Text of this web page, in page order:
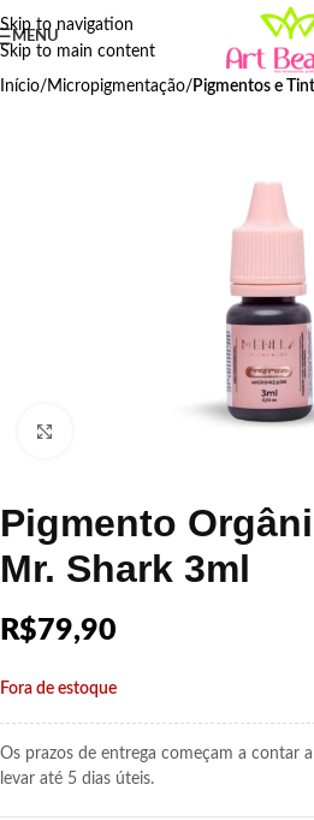
Skip to navigation
Skip to main content
MENU
Início Micropigmentação Pigmentos e
Pigmento
Mr. Shark 3ml
R$79,90
Fora de estoque
Os prazos de entrega começam a contar
levar até 5 dias úteis.